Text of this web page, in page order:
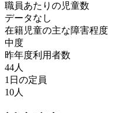
職員あたりの児童数
データなし
在籍児童の主な障害程度
中度
昨年度利用者数
44人
1日の定員
10人